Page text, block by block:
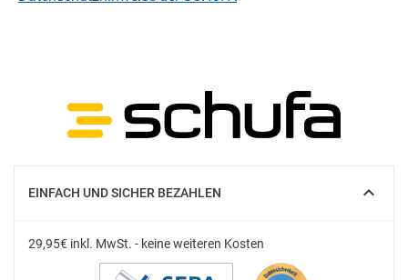
EINFACH UND SICHER BEZAHLEN
SHOW
29,95€ inkl. MwSt. - keine weiteren Kosten